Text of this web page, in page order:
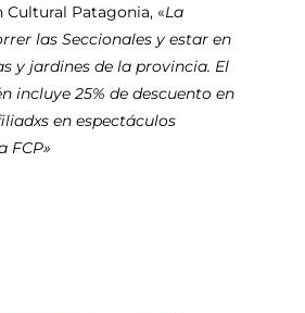
Cultural Patagonia, «La
las Seccionales y estar en
y jardines de la provincia. El
incluye 25% de descuento en
en espectáculos
FCP»